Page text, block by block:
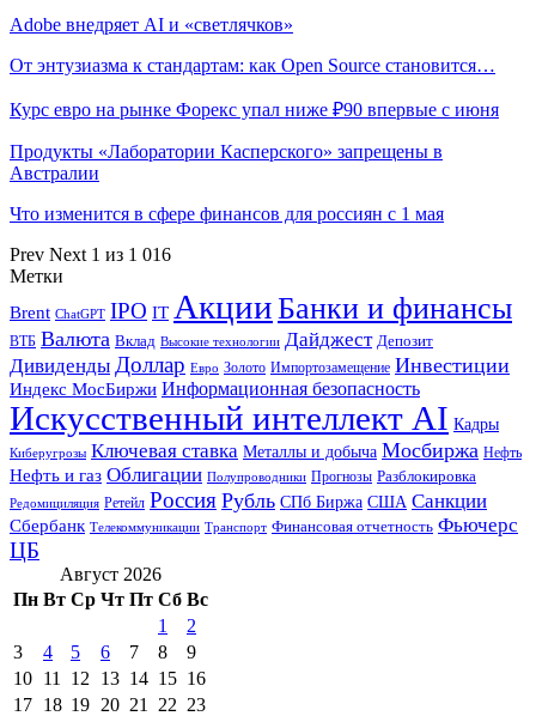
Adobe внедряет AI и «светлячков»
От энтузиазма к стандартам: как Open Source становится…
Курс евро на рынке Форекс упал ниже ₽90 впервые с июня
Продукты «Лаборатории Касперского» запрещены в
Австралии
Что изменится в сфере финансов для россиян с 1 мая
Prev Next 1 из 1 016
Метки
Brent ChatGPT IPO IT АкцииБанки и финансы
ВТБ Валюта Вклад Высокие технологии Дайджест Депозит
Дивиденды Доллар Евро Золото Импортозамещение Инвестиции
Индекс МосБиржи Информационная безопасность
Искусственный интеллект AI Кадры
Киберугрозы Ключевая ставка Металлы и добыча Мосбиржа Нефть
Нефть и газ Облигации Полупроводники Прогнозы Разблокировка
Редомициляция Ретейл Россия Рубль СПб Биржа США Санкции
Сбербанк Телекоммуникации Транспорт Финансовая отчетность Фьючерс
ЦБ
Август 2026
Пн Вт Ср Чт Пт Сб Вс
1
2
3
4 5 6 7 8
9
10 11 12 13 14 15 16
17 18 19 20 21 22 23